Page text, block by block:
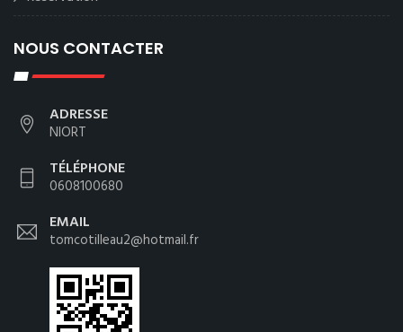
NOUS CONTACTER
ADRESSE
NIORT
TÉLÉPHONE
0608100680
EMAIL
tomcotilleau2@hotmail.fr